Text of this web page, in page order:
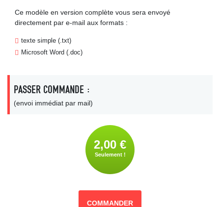
Ce modèle en version complète vous sera envoyé
directement par e-mail aux formats :
texte simple (.txt)
Microsoft Word (.doc)
PASSER COMMANDE :
(envoi immédiat par mail)
2,00 €
Seulement !
COMMANDER